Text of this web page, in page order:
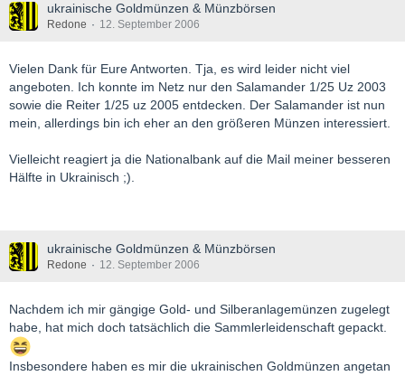
ukrainische Goldmünzen & Münzbörsen
Redone 12. September 2006
Vielen Dank für Eure Antworten. Tja, es wird leider nicht viel
angeboten. Ich konnte im Netz nur den Salamander 1/25 Uz 2003
sowie die Reiter 1/25 uz 2005 entdecken. Der Salamander ist nun
mein, allerdings bin ich eher an den größeren Münzen interessiert.
Vielleicht reagiert ja die Nationalbank auf die Mail meiner besseren
Hälfte in Ukrainisch ;).
ukrainische Goldmünzen & Münzbörsen
Redone 12. September 2006
Nachdem ich mir gängige Gold- und Silberanlagemünzen zugelegt
habe, hat mich doch tatsächlich die Sammlerleidenschaft gepackt.
Insbesondere haben es mir die ukrainischen Goldmünzen angetan